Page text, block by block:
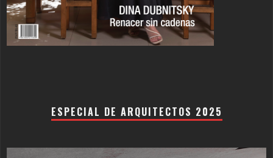
ESPECIAL DE ARQUITECTOS 2025